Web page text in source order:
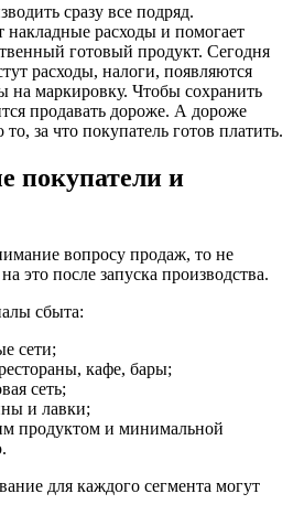
сразу все подряд.
расходы и помогает
готовый продукт. Сегодня
расходы, налоги, появляются
на маркировку. Чтобы сохранить
продавать дороже. А дороже
за что покупатель готов платить.
покупатели и
вопросу продаж, то не
это после запуска производства.
сбыта:
сети;
кафе, бары;
сеть;
и лавки;
продуктом и минимальной
для каждого сегмента могут